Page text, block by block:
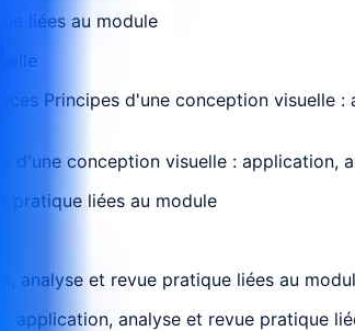
liées au module
Principes d'une conception visuelle
conception visuelle : application,
pratique liées au module
analyse et revue pratique liées au
application, analyse et revue pratique